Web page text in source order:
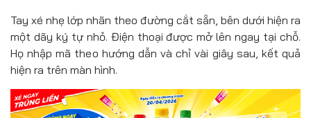
Tay xé nhẹ lớp nhãn theo đường cắt sẵn, bên dưới hiện ra
một dãy ký tự nhỏ. Điện thoại được mở lên ngay tại chỗ.
Họ nhập mã theo hướng dẫn và chỉ vài giây sau, kết quả
hiện ra trên màn hình.